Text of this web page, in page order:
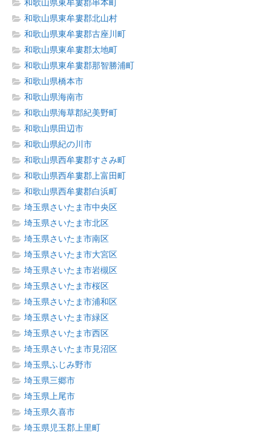
和歌山県東牟婁郡串本町
和歌山県東牟婁郡北山村
和歌山県東牟婁郡古座川町
和歌山県東牟婁郡太地町
和歌山県東牟婁郡那智勝浦町
和歌山県橋本市
和歌山県海南市
和歌山県海草郡紀美野町
和歌山県田辺市
和歌山県紀の川市
和歌山県西牟婁郡すさみ町
和歌山県西牟婁郡上富田町
和歌山県西牟婁郡白浜町
埼玉県さいたま市中央区
埼玉県さいたま市北区
埼玉県さいたま市南区
埼玉県さいたま市大宮区
埼玉県さいたま市岩槻区
埼玉県さいたま市桜区
埼玉県さいたま市浦和区
埼玉県さいたま市緑区
埼玉県さいたま市西区
埼玉県さいたま市見沼区
埼玉県ふじみ野市
埼玉県三郷市
埼玉県上尾市
埼玉県久喜市
埼玉県児玉郡上里町